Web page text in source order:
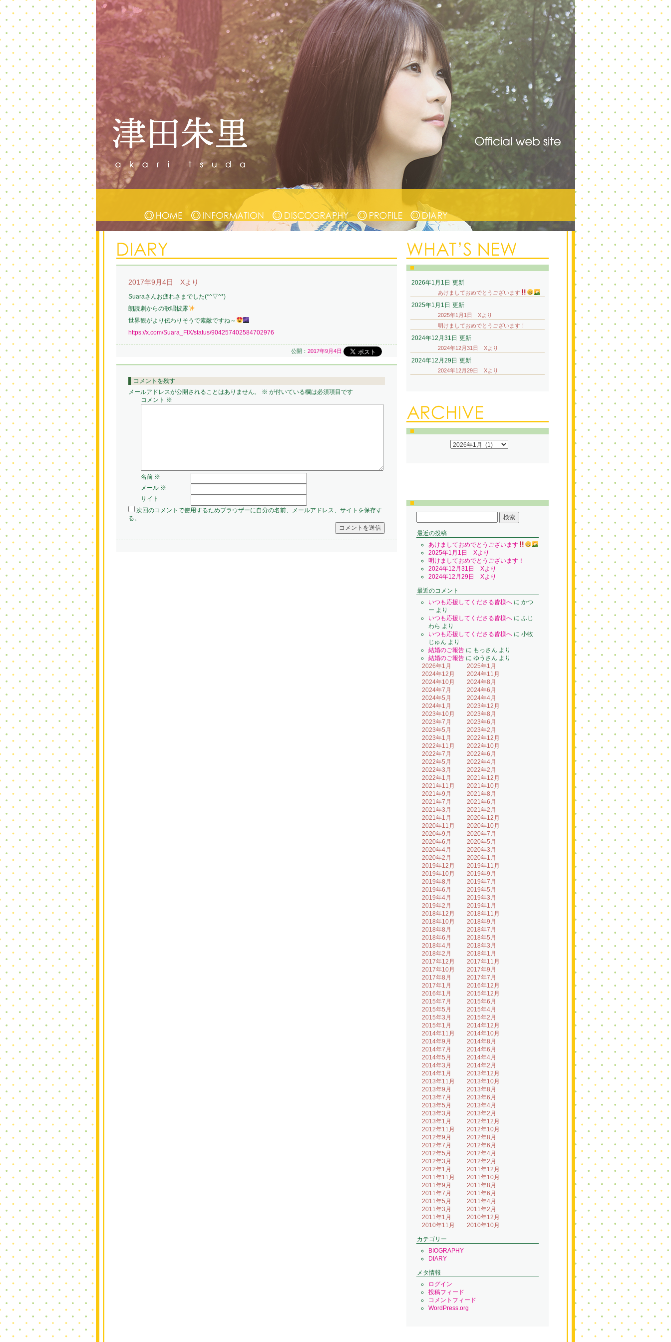
2017年9月4日 Xより
Suaraさんお疲れさまでした(*^▽^*)
朗読劇からの歌唱披露
世界観がより伝わりそうで素敵ですね～
https://x.com/Suara_FIX/status/904257402584702976
公開： 2017年9月4日
コメントを残す
メールアドレスが公開されることはありません。
※ が付いている欄は必須項目です
コメント ※
名前 ※
メール ※
サイト
次回のコメントで使用するためブラウザーに自分の名前、メールアドレス、サイトを保存す
る。
2026年1月1日 更新
あけましておめでとうございます
2025年1月1日 更新
2025年1月1日 Xより
明けましておめでとうございます！
2024年12月31日 更新
2024年12月31日 Xより
2024年12月29日 更新
2024年12月29日 Xより
索:
最近の投稿
あけましておめでとうございます
2025年1月1日 Xより
明けましておめでとうございます！
2024年12月31日 Xより
2024年12月29日 Xより
最近のコメント
いつも応援してくださる皆様へ に かつ
ー より
いつも応援してくださる皆様へ に ふじ
わら より
いつも応援してくださる皆様へ に 小牧
じゅん より
結婚のご報告 に もっさん より
結婚のご報告 に ゆうさん より
2026年1月
2025年1月
2024年12月
2024年11月
2024年10月
2024年8月
2024年7月
2024年6月
2024年5月
2024年4月
2024年1月
2023年12月
2023年10月
2023年8月
2023年7月
2023年6月
2023年5月
2023年2月
2023年1月
2022年12月
2022年11月
2022年10月
2022年7月
2022年6月
2022年5月
2022年4月
2022年3月
2022年2月
2022年1月
2021年12月
2021年11月
2021年10月
2021年9月
2021年8月
2021年7月
2021年6月
2021年3月
2021年2月
2021年1月
2020年12月
2020年11月
2020年10月
2020年9月
2020年7月
2020年6月
2020年5月
2020年4月
2020年3月
2020年2月
2020年1月
2019年12月
2019年11月
2019年10月
2019年9月
2019年8月
2019年7月
2019年6月
2019年5月
2019年4月
2019年3月
2019年2月
2019年1月
2018年12月
2018年11月
2018年10月
2018年9月
2018年8月
2018年7月
2018年6月
2018年5月
2018年4月
2018年3月
2018年2月
2018年1月
2017年12月
2017年11月
2017年10月
2017年9月
2017年8月
2017年7月
2017年1月
2016年12月
2016年1月
2015年12月
2015年7月
2015年6月
2015年5月
2015年4月
2015年3月
2015年2月
2015年1月
2014年12月
2014年11月
2014年10月
2014年9月
2014年8月
2014年7月
2014年6月
2014年5月
2014年4月
2014年3月
2014年2月
2014年1月
2013年12月
2013年11月
2013年10月
2013年9月
2013年8月
2013年7月
2013年6月
2013年5月
2013年4月
2013年3月
2013年2月
2013年1月
2012年12月
2012年11月
2012年10月
2012年9月
2012年8月
2012年7月
2012年6月
2012年5月
2012年4月
2012年3月
2012年2月
2012年1月
2011年12月
2011年11月
2011年10月
2011年9月
2011年8月
2011年7月
2011年6月
2011年5月
2011年4月
2011年3月
2011年2月
2011年1月
2010年12月
2010年11月
2010年10月
カテゴリー
BIOGRAPHY
DIARY
メタ情報
ログイン
投稿フィード
コメントフィード
WordPress.org